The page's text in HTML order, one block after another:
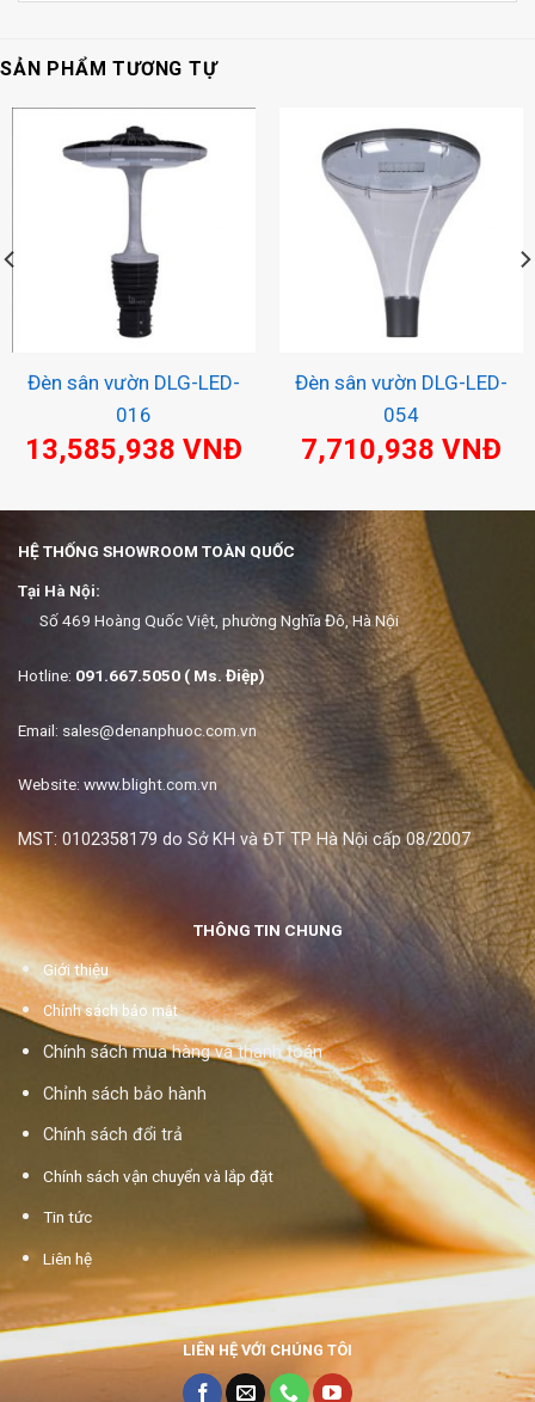
SẢN PHẨM TƯƠNG TỰ
Đèn sân vườn DLG-LED-
016
13,585,938 VNĐ
Đèn sân vườn DLG-LED-
054
7,710,938 VNĐ
HỆ THỐNG SHOWROOM TOÀN QUỐC
Tại Hà Nội:
Số 469 Hoàng Quốc Việt, phường Nghĩa Đô, Hà Nội
Hotline: 091.667.5050 ( Ms. Điệp)
Email: sales@denanphuoc.com.vn
Website: www.blight.com.vn
MST: 0102358179 do Sở KH và ĐT TP Hà Nội cấp 08/2007
THÔNG TIN CHUNG
Giới thiệu
Chính sách bảo mật
Chính sách mua hàng và thanh toán
Chỉnh sách bảo hành
Chính sách đổi trả
Chính sách vận chuyển và lắp đặt
Tin tức
Liên hệ
LIÊN HỆ VỚI CHÚNG TÔI